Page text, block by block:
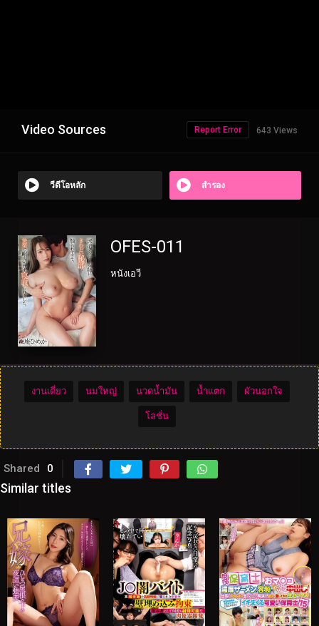
Video Sources 643 Views
Report Error
วีดีโอหลัก สำรอง
OFES-011
หนังเอวี
งานเดี่ยว นมใหญ่ นวดน้ำมัน น้ำแตก ผัวนอกใจ
โลชั่น
Shared 0
Similar titles